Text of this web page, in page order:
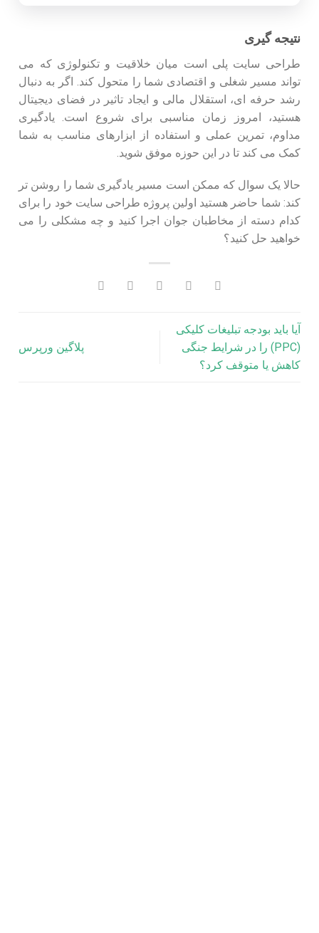
نتیجه گیری
طراحی سایت پلی است میان خلاقیت و تکنولوژی که می
تواند مسیر شغلی و اقتصادی شما را متحول کند. اگر به دنبال
رشد حرفه ای، استقلال مالی و ایجاد تاثیر در فضای دیجیتال
هستید، امروز زمان مناسبی برای شروع است. یادگیری
مداوم، تمرین عملی و استفاده از ابزارهای مناسب به شما
کمک می کند تا در این حوزه موفق شوید.
حالا یک سوال که ممکن است مسیر یادگیری شما را روشن تر
کند: شما حاضر هستید اولین پروژه طراحی سایت خود را برای
کدام دسته از مخاطبان جوان اجرا کنید و چه مشکلی را می
خواهید حل کنید؟
آیا باید بودجه تبلیغات کلیکی
(PPC) را در شرایط جنگی
کاهش یا متوقف کرد؟
پلاگین ورپرس